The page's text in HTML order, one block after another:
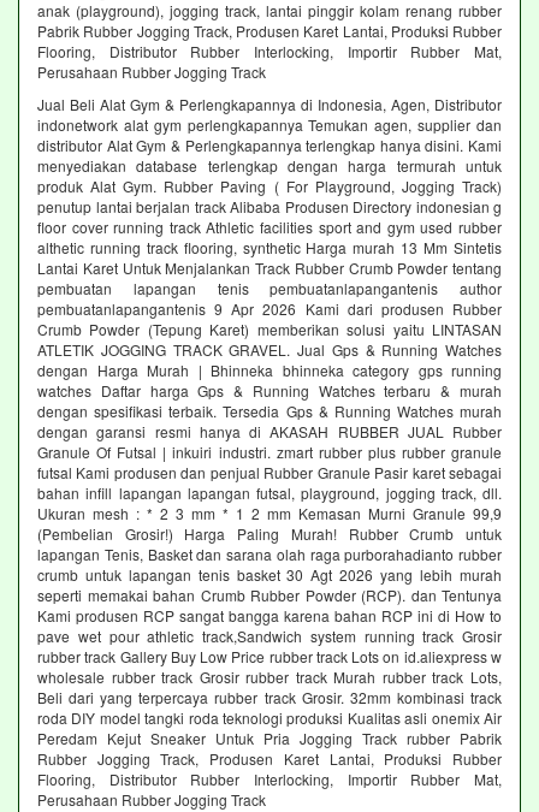
anak (playground), jogging track, lantai pinggir kolam renang rubber
Pabrik Rubber Jogging Track, Produsen Karet Lantai, Produksi Rubber
Flooring, Distributor Rubber Interlocking, Importir Rubber Mat,
Perusahaan Rubber Jogging Track
Jual Beli Alat Gym & Perlengkapannya di Indonesia, Agen, Distributor
indonetwork alat gym perlengkapannya Temukan agen, supplier dan
distributor Alat Gym & Perlengkapannya terlengkap hanya disini. Kami
menyediakan database terlengkap dengan harga termurah untuk
produk Alat Gym. Rubber Paving ( For Playground, Jogging Track)
penutup lantai berjalan track Alibaba Produsen Directory indonesian g
floor cover running track Athletic facilities sport and gym used rubber
althetic running track flooring, synthetic Harga murah 13 Mm Sintetis
Lantai Karet Untuk Menjalankan Track Rubber Crumb Powder tentang
pembuatan lapangan tenis pembuatanlapangantenis author
pembuatanlapangantenis 9 Apr 2026 Kami dari produsen Rubber
Crumb Powder (Tepung Karet) memberikan solusi yaitu LINTASAN
ATLETIK JOGGING TRACK GRAVEL. Jual Gps & Running Watches
dengan Harga Murah | Bhinneka bhinneka category gps running
watches Daftar harga Gps & Running Watches terbaru & murah
dengan spesifikasi terbaik. Tersedia Gps & Running Watches murah
dengan garansi resmi hanya di AKASAH RUBBER JUAL Rubber
Granule Of Futsal | inkuiri industri. zmart rubber plus rubber granule
futsal Kami produsen dan penjual Rubber Granule Pasir karet sebagai
bahan infill lapangan lapangan futsal, playground, jogging track, dll.
Ukuran mesh : * 2 3 mm * 1 2 mm Kemasan Murni Granule 99,9
(Pembelian Grosir!) Harga Paling Murah! Rubber Crumb untuk
lapangan Tenis, Basket dan sarana olah raga purborahadianto rubber
crumb untuk lapangan tenis basket 30 Agt 2026 yang lebih murah
seperti memakai bahan Crumb Rubber Powder (RCP). dan Tentunya
Kami produsen RCP sangat bangga karena bahan RCP ini di How to
pave wet pour athletic track,Sandwich system running track Grosir
rubber track Gallery Buy Low Price rubber track Lots on id.aliexpress w
wholesale rubber track Grosir rubber track Murah rubber track Lots,
Beli dari yang terpercaya rubber track Grosir. 32mm kombinasi track
roda DIY model tangki roda teknologi produksi Kualitas asli onemix Air
Peredam Kejut Sneaker Untuk Pria Jogging Track rubber Pabrik
Rubber Jogging Track, Produsen Karet Lantai, Produksi Rubber
Flooring, Distributor Rubber Interlocking, Importir Rubber Mat,
Perusahaan Rubber Jogging Track